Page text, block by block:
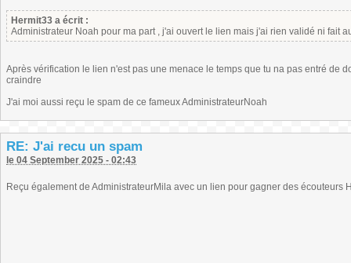
Hermit33 a écrit :
Administrateur Noah pour ma part , j'ai ouvert le lien mais j'ai rien validé ni fait
Après vérification le lien n'est pas une menace le temps que tu na pas entré de
craindre
J'ai moi aussi reçu le spam de ce fameux AdministrateurNoah
RE: J'ai recu un spam
le 04 September 2025 - 02:43
Reçu également de AdministrateurMila avec un lien pour gagner des